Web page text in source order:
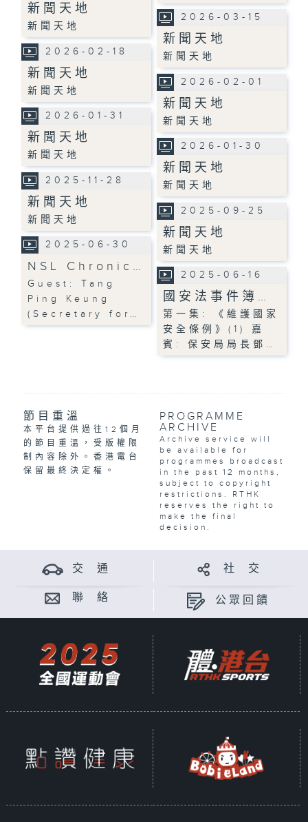
新聞天地
新聞天地
2026-03-15
新聞天地
新聞天地
2026-02-18
新聞天地
新聞天地
2026-02-01
新聞天地
新聞天地
2026-01-31
新聞天地
新聞天地
2026-01-30
新聞天地
新聞天地
2025-11-28
新聞天地
新聞天地
2025-09-25
新聞天地
新聞天地
2025-06-30
NSL Chronic…
Guest: Tang
Ping Keung
(Secretary for…
2025-06-16
國安法事件簿…
第一集: 《維護國家
安全條例》(1) 嘉
賓: 保安局局長鄧…
節目重溫
本平台提供過往12個月
的節目重溫，受版權限
制內容除外。香港電台
保留最終決定權。
PROGRAMME
ARCHIVE
Archive service will
be available for
programmes broadcast
in the past 12 months,
subject to copyright
restrictions. RTHK
reserves the right to
make the final
decision.
交 通 社 交
聯 絡 公眾回饋